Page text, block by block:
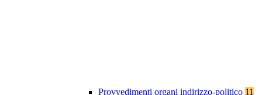
Provvedimenti organi indirizzo-politico 11